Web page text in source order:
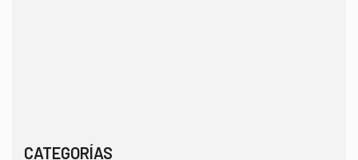
CATEGORÍAS